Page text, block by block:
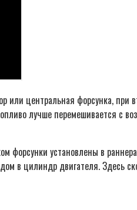
или центральная форсунка,
лучше перемешивается с
форсунки установлены в
в цилиндр двигателя. Здесь